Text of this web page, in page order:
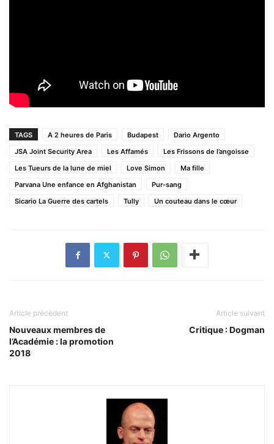
TAGS A 2 heures de Paris Budapest
Dario Argento
JSA Joint Security Area
Les Affamés
Les Frissons de l’angoisse
Les Tueurs de la lune de miel
Love Simon
Ma fille
Parvana Une enfance en Afghanistan
Pur-sang
Sicario La Guerre des cartels
Tully Un couteau dans le cœur
Article précédent
Nouveaux membres de
l’Académie : la promotion
2018
Article suivant
Critique : Dogman